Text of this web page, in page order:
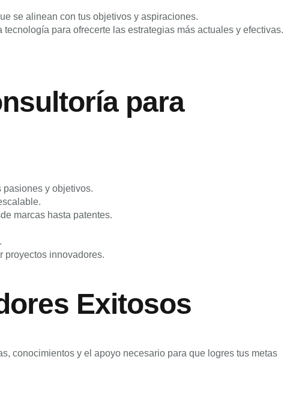
se alinean con tus objetivos y aspiraciones.
para ofrecerte las estrategias más actuales y efectivas.
para
pasiones y objetivos.
marcas hasta patentes.
proyectos innovadores.
Exitosos
conocimientos y el apoyo necesario para que logres tus metas